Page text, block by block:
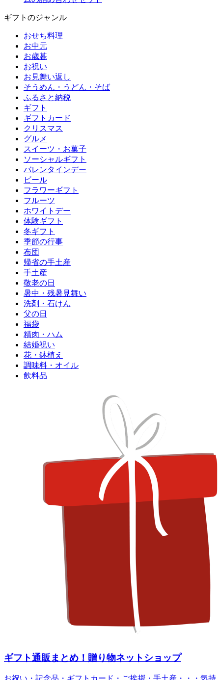
ギフトのジャンル
おせち料理
お中元
お歳暮
お祝い
お見舞い返し
そうめん・うどん・そば
ふるさと納税
ギフト
ギフトカード
クリスマス
グルメ
スイーツ・お菓子
ソーシャルギフト
バレンタインデー
ビール
フラワーギフト
フルーツ
ホワイトデー
体験ギフト
冬ギフト
季節の行事
布団
帰省の手土産
手土産
敬老の日
暑中・残暑見舞い
洗剤・石けん
父の日
福袋
精肉・ハム
結婚祝い
花・鉢植え
調味料・オイル
飲料品
ギフト通販まとめ！贈り物ネットショップ
お祝い・記念品・ギフトカード・ご挨拶・手土産・・・気持